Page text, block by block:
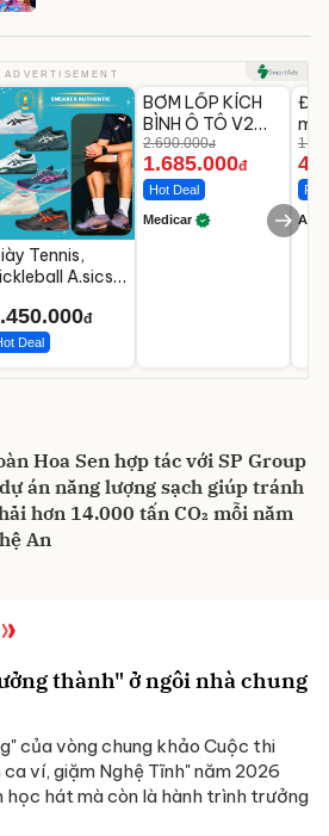
ADVERTISEMENT
Tennis,
A.sics
Phối Màu
đ
Deal
-37%
BƠM LỐP KÍCH
BÌNH Ô TÔ V2
4IN1 Medicar
12.000mAh
2.690.000đ
1.685.000đ
Hot Deal
Medicar A
Hoa Sen hợp tác với SP Group
án năng lượng sạch giúp tránh
hơn 14.000 tấn CO₂ mỗi năm
An
thành" ở ngôi nhà chung
của vòng chung khảo Cuộc thi
ví, giặm Nghệ Tĩnh" năm 2026
học hát mà còn là hành trình trưởng